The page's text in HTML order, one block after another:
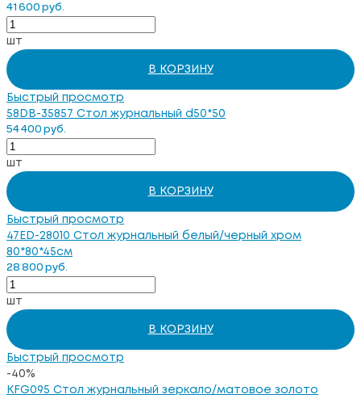
41 600 руб.
шт
В КОРЗИНУ
Быстрый просмотр
58DB-35857 Стол журнальный d50*50
54 400 руб.
шт
В КОРЗИНУ
Быстрый просмотр
47ED-28010 Стол журнальный белый/черный хром
80*80*45см
28 800 руб.
шт
В КОРЗИНУ
Быстрый просмотр
-40%
KFG095 Стол журнальный зеркало/матовое золото